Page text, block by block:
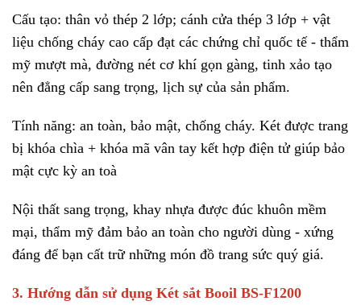
Cấu tạo: thân vỏ thép 2 lớp; cánh cửa thép 3 lớp + vật
liệu chống cháy cao cấp đạt các chứng chỉ quốc tế - thẩm
mỹ mượt mà, đường nét cơ khí gọn gàng, tinh xảo tạo
nên đẳng cấp sang trọng, lịch sự của sản phẩm.
Tính năng: an toàn, bảo mật, chống cháy. Két được trang
bị khóa chìa + khóa mã vân tay kết hợp điện tử giúp bảo
mật cực kỳ an toà
Nội thất sang trọng, khay nhựa được đúc khuôn mềm
mại, thẩm mỹ đảm bảo an toàn cho người dùng - xứng
đáng để bạn cất trữ những món đồ trang sức quý giá.
3. Hướng dẫn sử dụng Két sắt Booil BS-F1200